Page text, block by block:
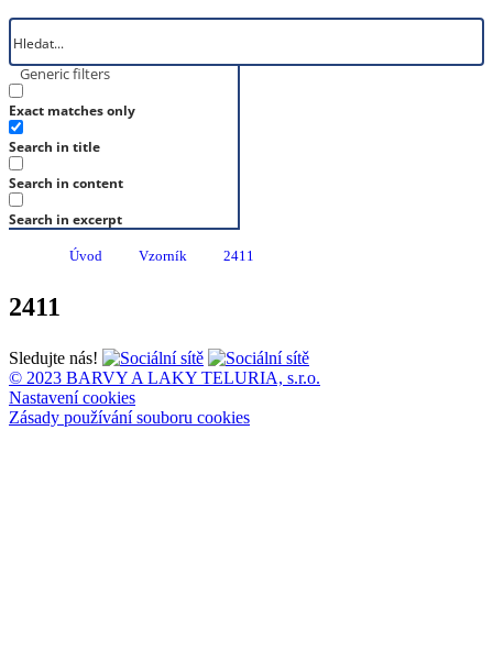
Generic filters
Exact matches only
Search in title
Search in content
Search in excerpt
Úvod Vzorník 2411
2411
Sledujte nás!
© 2023 BARVY A LAKY TELURIA, s.r.o.
Nastavení cookies
Zásady používání souboru cookies